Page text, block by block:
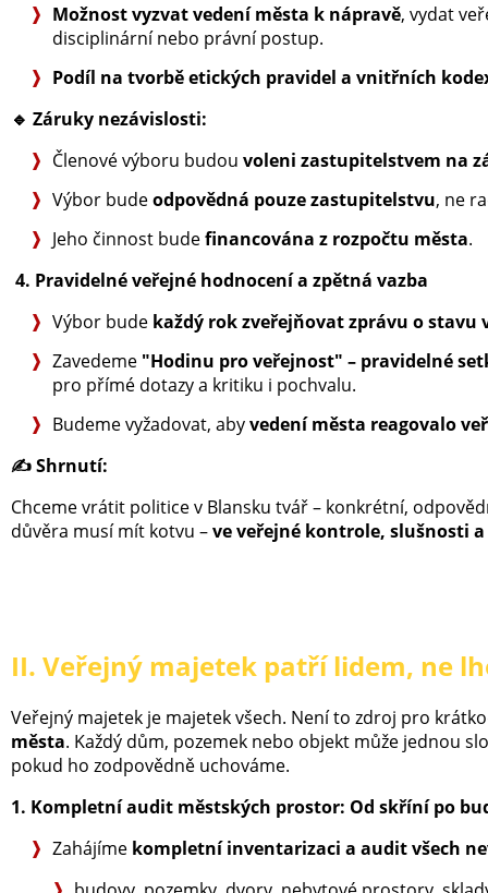
Možnost vyzvat vedení města k nápravě, vydat
disciplinární nebo právní postup.
Podíl na tvorbě etických pravidel a vnitřních
🔹 Záruky nezávislosti:
Členové výboru budou voleni zastupitelstvem na
Výbor budeodpovědná pouze zastupitelstvu, ne
Jeho činnost budefinancována z rozpočtu města.
4. Pravidelné veřejné hodnocení a zpětná vazba
Výbor bude každý rok zveřejňovat zprávu o stavu
Zavedeme "Hodinu pro veřejnost" – pravidelné
pro přímé dotazy a kritiku i pochvalu.
Budeme vyžadovat, abyvedení města reagovalo
✍️Shrnutí:
Chceme vrátit politice v Blansku tvář – konkrétní,
důvěra musí mít kotvu –ve veřejné kontrole, slušnosti
II. Veřejný majetek patří lidem, ne
Veřejný majetek je majetek všech. Není to zdroj pro
města. Každý dům, pozemek nebo objekt může jednou
pokud ho zodpovědně uchováme.
1. Kompletní audit městských prostor: Od skříní po
Zahájíme kompletní inventarizaci a audit všech